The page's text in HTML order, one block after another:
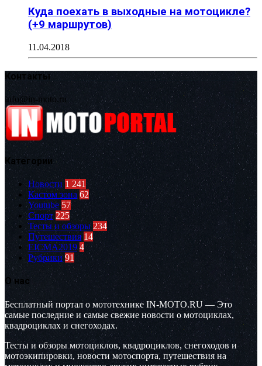
Куда поехать в выходные на мотоцикле?
(+9 маршрутов)
11.04.2018
Контакты
info@in-moto.ru
Категории
Новости 1 241
Кастом зона 62
Youtube 57
Спорт 225
Тесты и обзоры 234
Путешествия 14
EICMA2019 4
Рубрики 91
О нас
Бесплатный портал о мототехнике IN-MOTO.RU — Это
самые последние и самые свежие новости о мотоциклах,
квадроциклах и снегоходах.
Тесты и обзоры мотоциклов, квадроциклов, снегоходов и
мотоэкипировки, новости мотоспорта, путешествия на